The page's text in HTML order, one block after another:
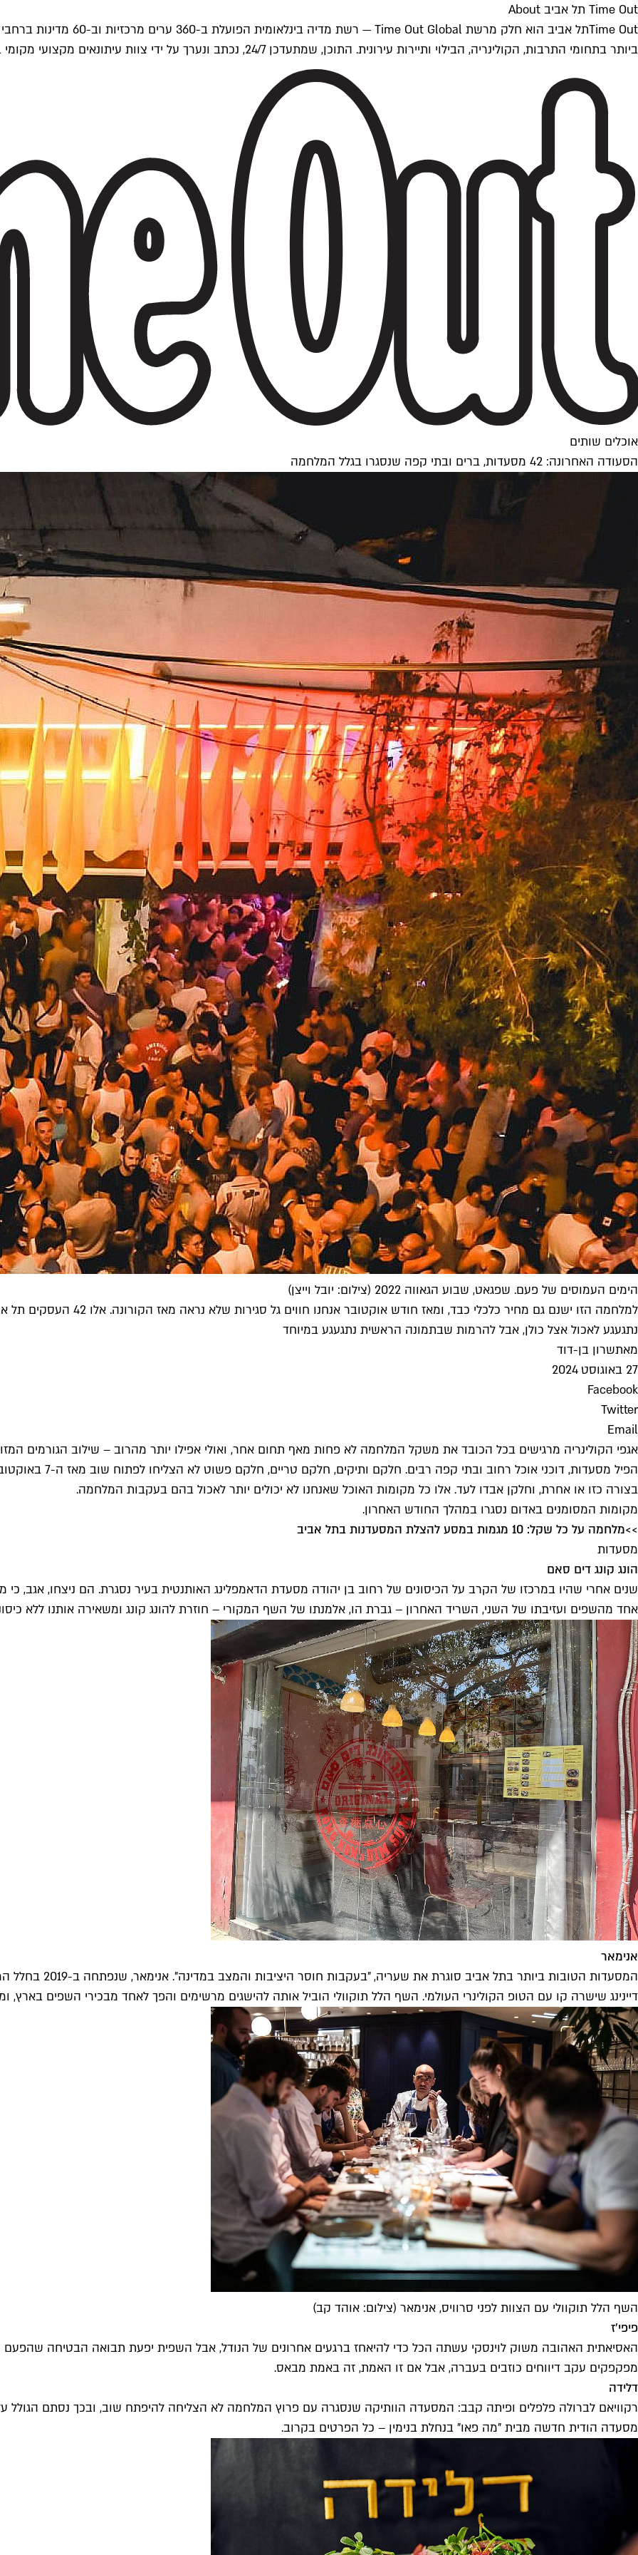
Time Out תל אביב About
ביותר בתחומי התרבות, הקולינריה, הבילוי ותיירות עירונית. התוכן, שמתעדכן 24/7, נכתב ונערך על ידי צוות עיתונאים מקצועי מקומי בישראל, בהתאם לסטנדרטים של Time Out העולמית.
אוכלים שותים
הסעודה האחרונה: 42 מסעדות, ברים ובתי קפה שנסגרו בגלל המלחמה
הימים העמוסים של פעם. שפגאט, שבוע הגאווה 2022 (צילום: יובל וייצן)
למלחמה הזו ישנם גם מחיר כלכלי
נתגעגע לאכול אצל כולן, אבל להרמות שבתמונה הראשית נתגעגע במיוחד
מאתשרון בן-דוד
27 באוגוסט 2024
Facebook
Twitter
Email
אגפי הקולינריה מרגישים בכל הכובד את משקל המלחמה לא פחות מאף תחום אחר, ואולי אפילו יותר מהרוב – שילוב הגורמים
הפיל מסעדות, דוכני
בצורה כזו או אחרת, וחלקן אבדו לעד. אלו כל מקומות האוכל שאנחנו לא יכולים יותר לאכול בהם בעקבות המלחמה.
מקומות המסומנים באדום נסגרו במהלך החודש האחרון.
>>מלחמה על כל שקל: 10 מגמות במסע להצלת המסעדנות בתל אביב
מסעדות
הונג קונג דים סאם
שנים אחרי שהיו במרכזו של הקרב על הכיסונים של רחוב בן יהודה מסעדת הדאמפלינג האותנטית בעיר נסגרת. הם ניצחו, אגב,
אחד מהשפים ועזיבתו של השני, השריד האחרון – גברת הו, אלמנתו של השף המקורי – חוזרת להונג קונג ומשאירה אותנו ללא
אנימאר
המסעדות הטובות
דיינינג שישרה קו עם הטופ הקולינרי העולמי. השף הלל תוקוולי הוביל אותה להישגים מרשימים והפך לאחד מבכירי השפים בארץ,
השף הלל תוקוולי עם הצוות לפני סרוויס, אנימאר (צילום: אוהד קב)
פיפי'ז
האסיאתית האהובה משוק לוינסקי עשתה הכל כדי להיאחז ברגעים אחרונים של הנודל, אבל השפית יפעת תבואה הבטיחה
מפקפקים עקב דיווחים כוזבים בעברה, אבל אם זו האמת, זה באמת מבאס.
דלידה
רקוויאם לברולה פלפלים ופיתה קבב: המסעדה הוותיקה שנסגרה עם פרוץ המלחמה לא הצליחה להיפתח שוב, ובכך נסתם הגולל
מסעדה הודית חדשה מבית "מה פאו" בנחלת בנימין – כל הפרטים בקרוב.